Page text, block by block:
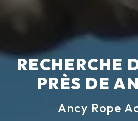
RECHERCHE
PRÈS DE
Ancy Rope